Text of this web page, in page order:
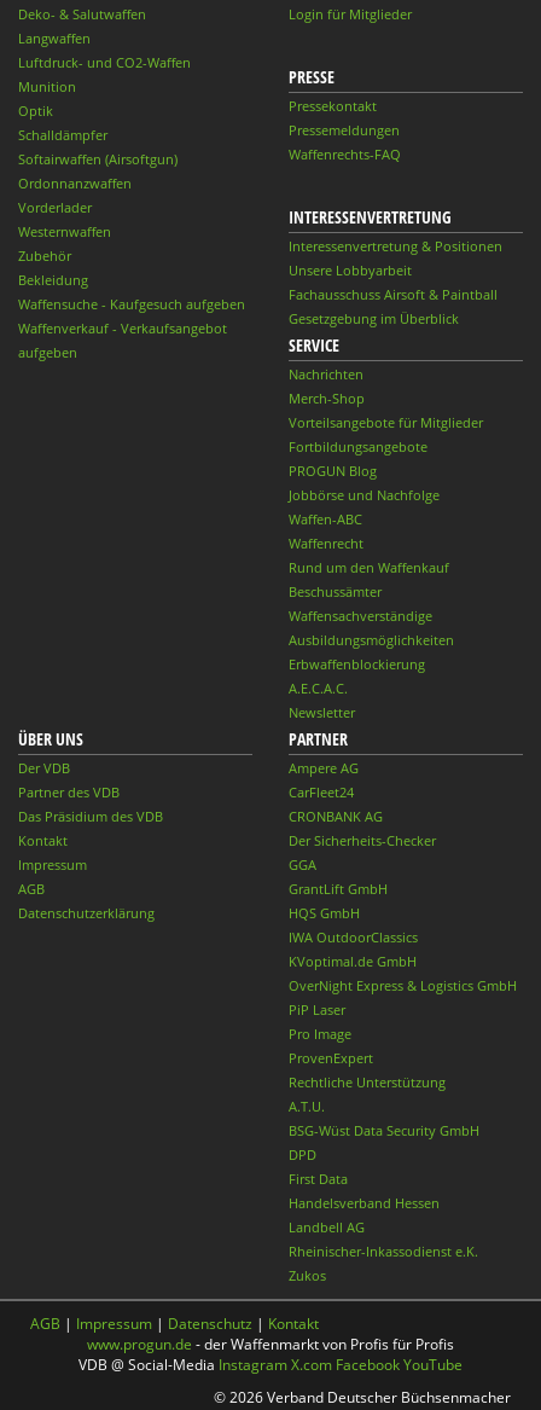
Deko- & Salutwaffen
Langwaffen
Luftdruck- und CO2-Waffen
Munition
Optik
Schalldämpfer
Softairwaffen (Airsoftgun)
Ordonnanzwaffen
Vorderlader
Westernwaffen
Zubehör
Bekleidung
Waffensuche - Kaufgesuch aufgeben
Waffenverkauf - Verkaufsangebot
aufgeben
Login für Mitglieder
PRESSE
Pressekontakt
Pressemeldungen
Waffenrechts-FAQ
INTERESSENVERTRETUNG
Interessenvertretung & Positionen
Unsere Lobbyarbeit
Fachausschuss Airsoft & Paintball
Gesetzgebung im Überblick
SERVICE
Nachrichten
Merch-Shop
Vorteilsangebote für Mitglieder
Fortbildungsangebote
PROGUN Blog
Jobbörse und Nachfolge
Waffen-ABC
Waffenrecht
Rund um den Waffenkauf
Beschussämter
Waffensachverständige
Ausbildungsmöglichkeiten
Erbwaffenblockierung
A.E.C.A.C.
Newsletter
ÜBER UNS
Der VDB
Partner des VDB
Das Präsidium des VDB
Kontakt
Impressum
AGB
Datenschutzerklärung
PARTNER
Ampere AG
CarFleet24
CRONBANK AG
Der Sicherheits-Checker
GGA
GrantLift GmbH
HQS GmbH
IWA OutdoorClassics
KVoptimal.de GmbH
OverNight Express & Logistics GmbH
PiP Laser
Pro Image
ProvenExpert
Rechtliche Unterstützung
A.T.U.
BSG-Wüst Data Security GmbH
DPD
First Data
Handelsverband Hessen
Landbell AG
Rheinischer-Inkassodienst e.K.
Zukos
AGB | Impressum | Datenschutz | Kontakt
www.progun.de - der Waffenmarkt von Profis für Profis
VDB @ Social-Media InstagramX.com FacebookYouTube
© 2026 Verband Deutscher Büchsenmacher